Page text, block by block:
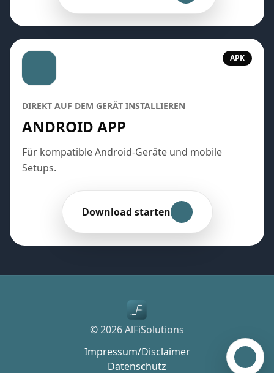
APK
DIREKT AUF DEM GERÄT INSTALLIEREN
ANDROID APP
Für kompatible Android-Geräte und mobile
Setups.
Download starten
© 2026 AlFiSolutions
Impressum/Disclaimer
Datenschutz